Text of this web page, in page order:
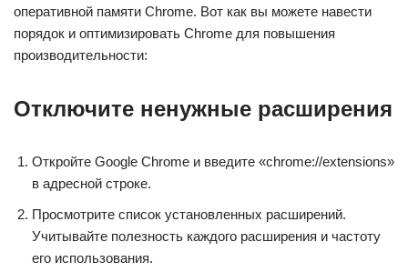
оперативной памяти Chrome. Вот как вы можете навести
порядок и оптимизировать Chrome для повышения
производительности:
Отключите ненужные расширения
Откройте Google Chrome и введите «chrome://extensions»
в адресной строке.
Просмотрите список установленных расширений.
Учитывайте полезность каждого расширения и частоту
его использования.